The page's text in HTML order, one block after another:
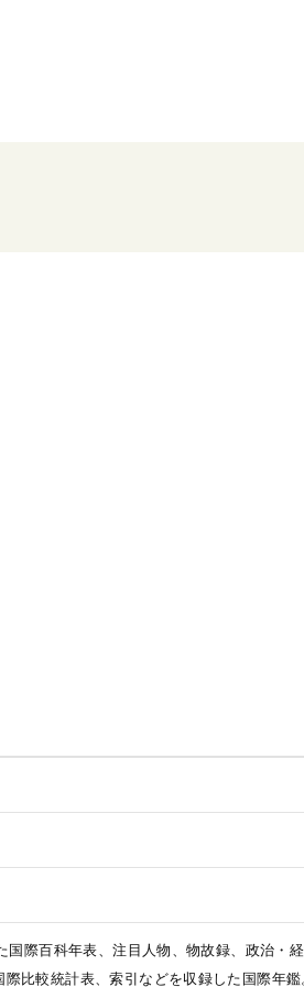
国際百科年表、注目人物、物故録、政治・
比較統計表、索引などを収録した国際年鑑